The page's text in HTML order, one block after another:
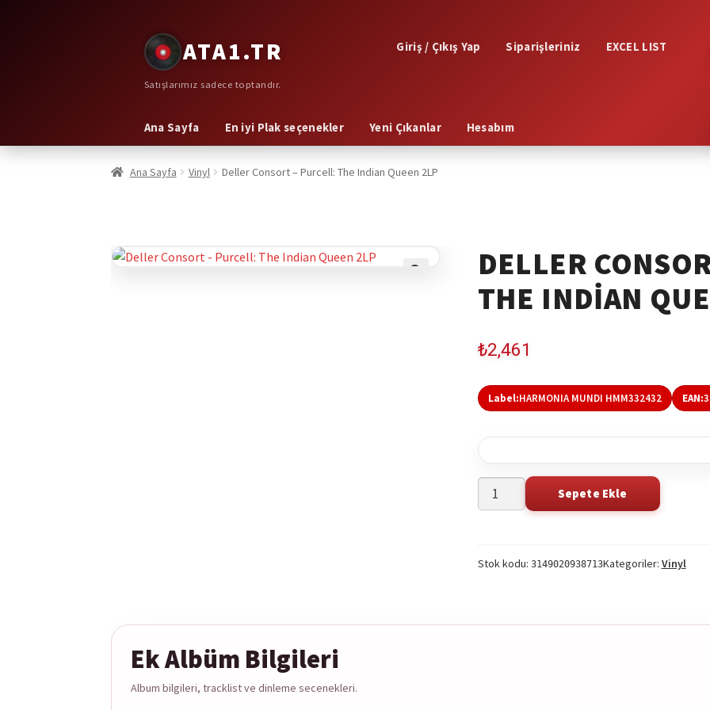
Dolaşıma
geç
İçeriğe
geç
ATA1.TR
Satışlarımız sadece toptandır.
Giriş / Çıkış Yap Siparişleriniz
EXCEL LIST
Ana Sayfa En iyi Plak seçenekler Yeni Çıkanlar Hesabım
Ana Sayfa Vinyl Deller Consort – Purcell: The Indian Queen 2LP
DELLER
THE INDIAN
₺2,461
Label:HARMONIA MUNDI HMM332432 EAN:
Deller
Consort
The
2LP
Sepete Ekle
on
Stok kodu: 3149020938713Kategoriler: Vinyl
Ek Albüm Bilgileri
Album bilgileri, tracklist ve dinleme secenekleri.